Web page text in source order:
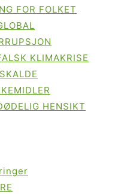
FOR FOLKET
KLIMAKRISE
HENSIKT